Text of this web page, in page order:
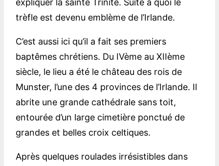
expliquer la sainte Trinité. Suite à quoi le
trèfle est devenu emblème de l’Irlande.
C’est aussi ici qu’il a fait ses premiers
baptêmes chrétiens. Du IVème au XIIème
siècle, le lieu a été le château des rois de
Munster, l’une des 4 provinces de l’Irlande. Il
abrite une grande cathédrale sans toit,
entourée d’un large cimetière ponctué de
grandes et belles croix celtiques.
Après quelques roulades irrésistibles dans